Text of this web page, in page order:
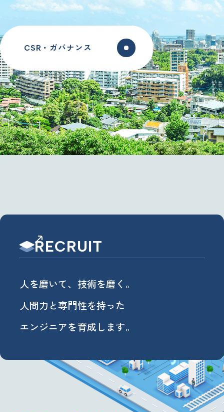
CSR・ガバナンス
RECRUIT
人を磨いて、技術を磨く。
人間力と専門性を持った
エンジニアを育成します。